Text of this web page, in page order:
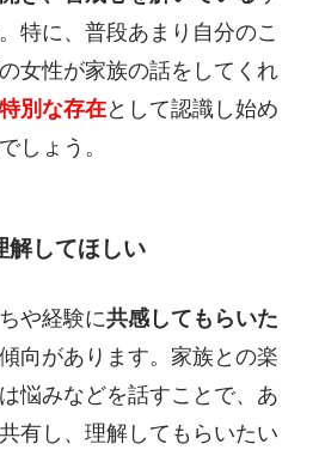
特に、普段あまり自分のこ
女性が家族の話をしてくれ
特別な存在として認識し始め
しょう。
解してほしい
や経験に共感してもらいた
向があります。家族との楽
悩みなどを話すことで、あ
有し、理解してもらいたい